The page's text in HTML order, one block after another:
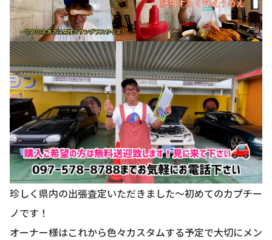
珍しく県内の出張査定いただきました〜初めてのカプチー
ノです！
オーナー様はこれから色々カスタムする予定で大切にメン